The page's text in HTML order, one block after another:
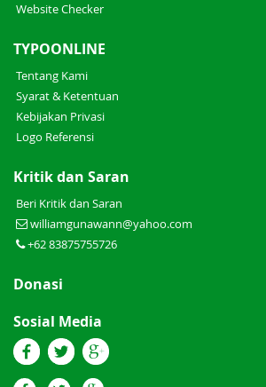
Website Checker
TYPOONLINE
Tentang Kami
Syarat & Ketentuan
Kebijakan Privasi
Logo Referensi
Kritik dan Saran
Beri Kritik dan Saran
williamgunawann@yahoo.com
+62 83875755726
Donasi
Sosial Media